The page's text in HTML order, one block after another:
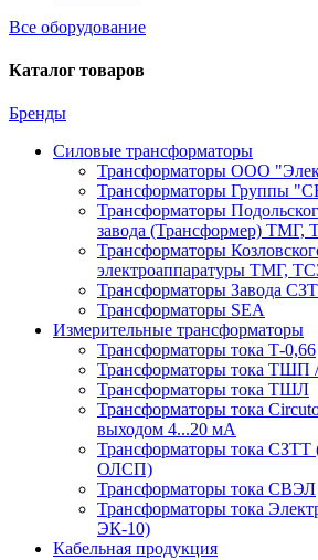
Все оборудование
Каталог товаров
Бренды
Силовые трансформаторы
Трансформаторы ООО
Трансформаторы Группы
Трансформаторы
завода (Трансформер) ТМГ,
Трансформаторы
электроаппаратуры ТМГ,
Трансформаторы Завода
Трансформаторы SEA
Измерительные трансформаторы
Трансформаторы тока Т-0,66
Трансформаторы тока
Трансформаторы тока ТШЛ
Трансформаторы тока
выходом 4...20 мА
Трансформаторы тока
ОЛСП)
Трансформаторы тока СВЭЛ
Трансформаторы тока
ЭК-10)
Кабельная продукция